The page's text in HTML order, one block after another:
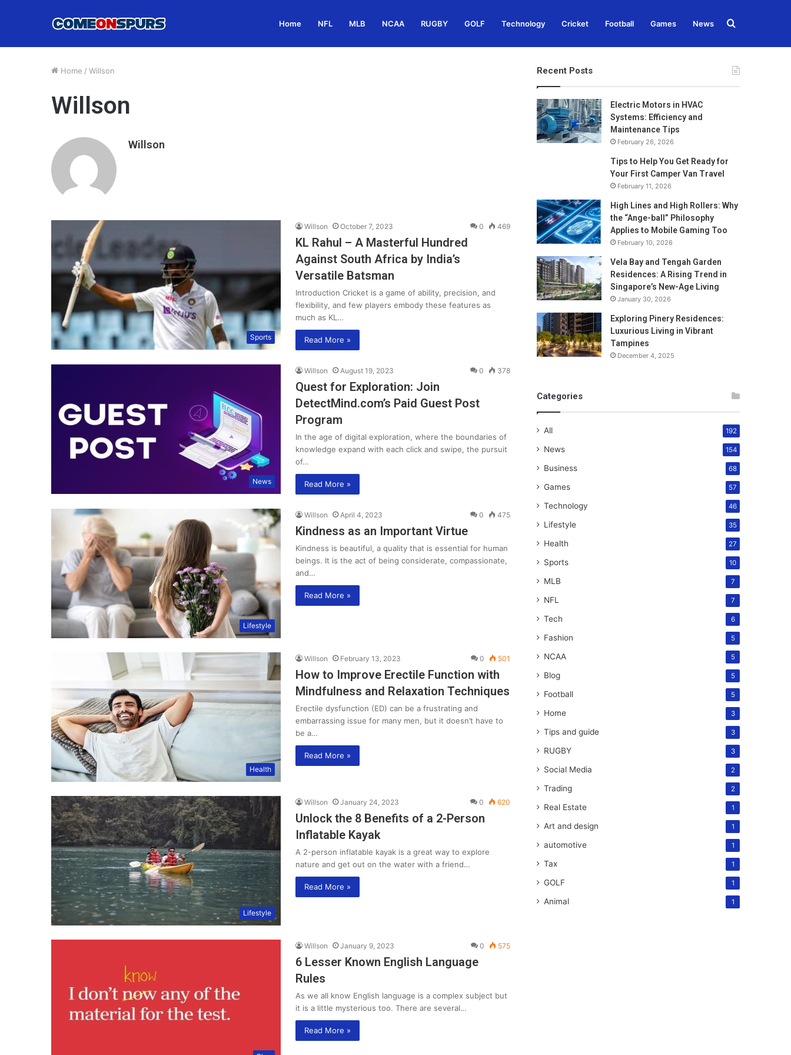
Home NFL MLB NCAA RUGBY GOLF Technology Cricket Football Games News Search
for
Home / Willson
Willson
Willson
Sports
Willson October 7, 2023 0 469
KL Rahul – A Masterful Hundred
Against South Africa by India’s
Versatile Batsman
Introduction Cricket is a game of ability, precision, and
flexibility, and few players embody these features as
much as KL…
Read More »
News
Willson August 19, 2023 0 378
Quest for Exploration: Join
DetectMind.com’s Paid Guest Post
Program
In the age of digital exploration, where the boundaries of
knowledge expand with each click and swipe, the pursuit
of…
Read More »
Lifestyle
Willson April 4, 2023 0 475
Kindness as an Important Virtue
Kindness is beautiful, a quality that is essential for human
beings. It is the act of being considerate, compassionate,
and…
Read More »
Health
Willson February 13, 2023 0 501
How to Improve Erectile Function with
Mindfulness and Relaxation Techniques
Erectile dysfunction (ED) can be a frustrating and
embarrassing issue for many men, but it doesn’t have to
be a…
Read More »
Lifestyle
Willson January 24, 2023 0 620
Unlock the 8 Benefits of a 2-Person
Inflatable Kayak
A 2-person inflatable kayak is a great way to explore
nature and get out on the water with a friend…
Read More »
Willson January 9, 2023 0 575
6 Lesser Known English Language
Rules
As we all know English language is a complex subject but
it is a little mysterious too. There are several…
Read More »
Recent Posts
Electric Motors in HVAC
Systems: Efficiency and
Maintenance Tips
February 26, 2026
Tips to Help You Get Ready for
Your First Camper Van Travel
February 11, 2026
High Lines and High Rollers: Why
the “Ange-ball” Philosophy
Applies to Mobile Gaming Too
February 10, 2026
Vela Bay and Tengah Garden
Residences: A Rising Trend in
Singapore’s New-Age Living
January 30, 2026
Exploring Pinery Residences:
Luxurious Living in Vibrant
Tampines
December 4, 2025
Categories
All 192
News 154
Business 68
Games 57
Technology 46
Lifestyle 35
Health 27
Sports 10
MLB 7
NFL 7
Tech 6
Fashion 5
NCAA 5
Blog 5
Football 5
Home 3
Tips and guide 3
RUGBY 3
Social Media 2
Trading 2
Real Estate 1
Art and design 1
automotive 1
Tax 1
GOLF 1
Animal 1